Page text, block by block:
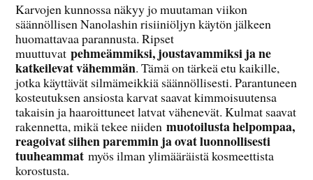
Karvojen kunnossa näkyy jo muutaman viikon
säännöllisen Nanolashin risiiniöljyn käytön jälkeen
huomattavaa parannusta. Ripset
muuttuvatpehmeämmiksi, joustavammiksi ja ne
katkeilevat vähemmän. Tämä on tärkeä etu kaikille,
jotka käyttävät silmämeikkiä säännöllisesti. Parantuneen
kosteutuksen ansiosta karvat saavat kimmoisuutensa
takaisin ja haaroittuneet latvat vähenevät. Kulmat saavat
rakennetta, mikä tekee niidenmuotoilusta helpompaa,
reagoivat siihen paremmin ja ovat luonnollisesti
tuuheammat myös ilman ylimääräistä kosmeettista
korostusta.